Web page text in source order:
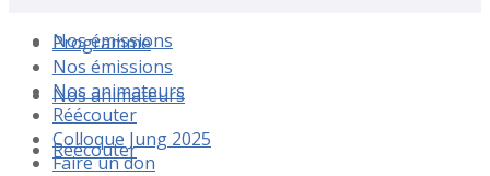
Nos émissions
Nos animateurs
Réécouter
Programme
Nos émissions
Nos animateurs
Réécouter
Colloque Jung 2025
Faire un don